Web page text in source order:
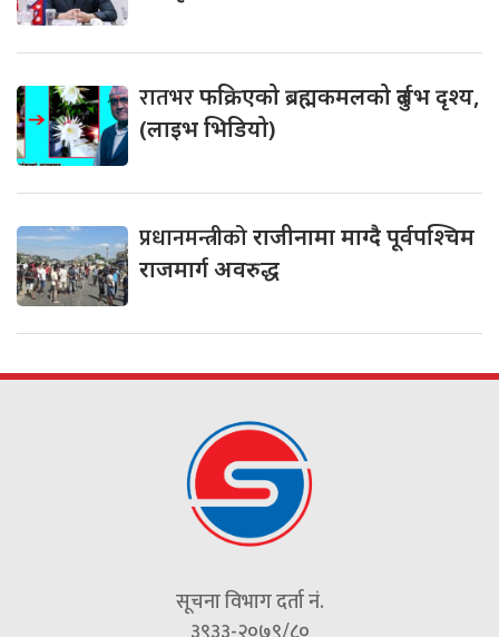
रातभरफक्रिएको ब्रह्मकमलको दुर्लभ दृश्य,
(लाइभ भिडियो)
प्रधानमन्त्रीकोराजीनामा माग्दै पूर्वपश्चिम
राजमार्ग अवरुद्ध
सूचना विभाग दर्ता नं.